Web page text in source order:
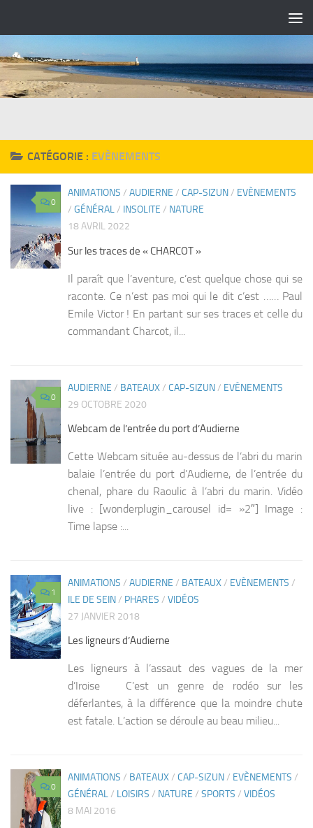
CATÉGORIE : EVÈNEMENTS
0
ANIMATIONS / AUDIERNE / CAP-SIZUN/ EVÈNEMENTS
/ GÉNÉRAL/ INSOLITE / NATURE
18 AVRIL 2022
Sur les traces de « CHARCOT »
Il paraît que l’aventure, c’est quelque chose qui se
raconte. Ce n’est pas moi qui le dit c’est …… Paul
Emile Victor ! En partant sur ses traces et celle du
commandant Charcot, il...
0
AUDIERNE / BATEAUX/ CAP-SIZUN/ EVÈNEMENTS
29 OCTOBRE 2020
Webcam de l’entrée du port d’Audierne
Cette Webcam située au-dessus de l’abri du marin
balaie l’entrée du port d’Audierne, de l’entrée du
chenal, phare du Raoulic à l’abri du marin. Vidéo
live : [wonderplugin_carousel id= »2″] Image :
Time lapse :...
1
ANIMATIONS / AUDIERNE / BATEAUX/ EVÈNEMENTS /
ILE DE SEIN/ PHARES / VIDÉOS
27 JANVIER 2018
Les ligneurs d’Audierne
Les ligneurs à l’assaut des vagues de la mer
d’Iroise C’est un genre de rodéo sur les
déferlantes, à la différence que la moindre chute
est fatale. L’action se déroule au beau milieu...
0
ANIMATIONS / BATEAUX/ CAP-SIZUN/ EVÈNEMENTS /
GÉNÉRAL/ LOISIRS / NATURE / SPORTS / VIDÉOS
8 MAI 2016